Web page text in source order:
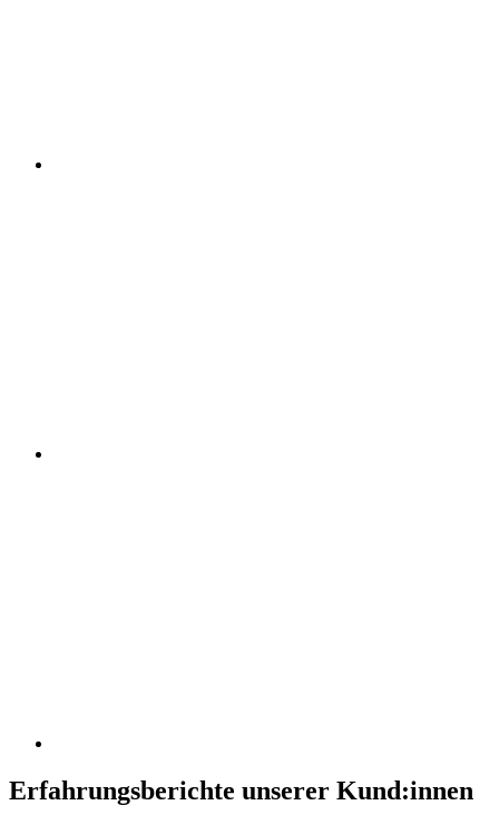
Erfahrungsberichte unserer Kund:innen